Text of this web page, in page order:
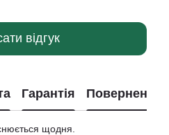
відгук
Гарантія Повернення
щодня.